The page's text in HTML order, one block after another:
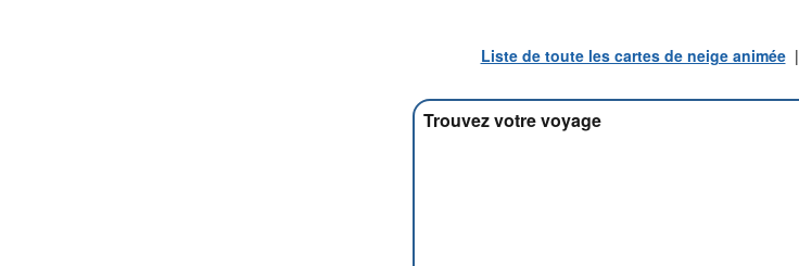
Liste de toute les cartes de neige animée|
Trouvez votre voyage